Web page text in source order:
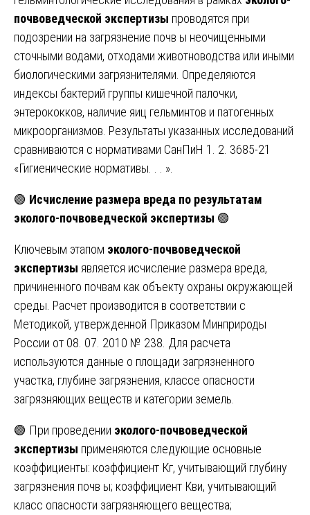
почвоведческой экспертизы проводятся при
подозрении на загрязнение почв ы неочищенными
сточными водами, отходами животноводства или иными
биологическими загрязнителями. Определяются
индексы бактерий группы кишечной палочки,
энтерококков, наличие яиц гельминтов и патогенных
микроорганизмов. Результаты указанных исследований
сравниваются с нормативами СанПиН 1. 2. 3685-21
«Гигиенические нормативы. . . ».
🟢 Исчисление размера вреда по результатам
эколого-почвоведческой экспертизы 🟢
Ключевым этапом эколого-почвоведческой
экспертизы является исчисление размера вреда,
причиненного почвам как объекту охраны окружающей
среды. Расчет производится в соответствии с
Методикой, утвержденной Приказом Минприроды
России от 08. 07. 2010 № 238. Для расчета
используются данные о площади загрязненного
участка, глубине загрязнения, классе опасности
загрязняющих веществ и категории земель.
🟢 При проведении эколого-почвоведческой
экспертизы применяются следующие основные
коэффициенты: коэффициент Кг, учитывающий глубину
загрязнения почв ы; коэффициент Кви, учитывающий
класс опасности загрязняющего вещества;